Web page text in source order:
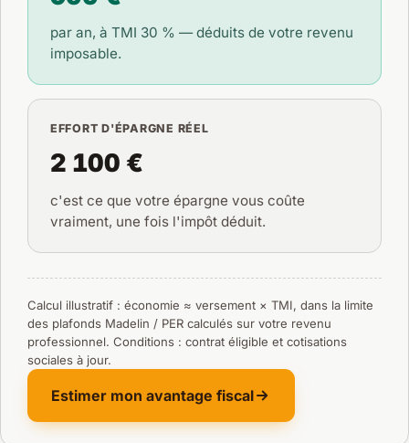
par an, à TMI 30 % — déduits de votre revenu
imposable.
EFFORT D'ÉPARGNE RÉEL
2 100 €
c'est ce que votre épargne vous coûte
vraiment, une fois l'impôt déduit.
Calcul illustratif : économie ≈ versement × TMI, dans la limite
des plafonds Madelin / PER calculés sur votre revenu
professionnel. Conditions : contrat éligible et cotisations
sociales à jour.
Estimer mon avantage fiscal